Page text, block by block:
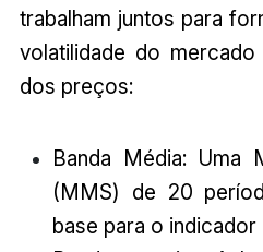
trabalham juntos para
volatilidade do
dos preços:
Banda Média: Uma
(MMS) de 20
base para o indicador